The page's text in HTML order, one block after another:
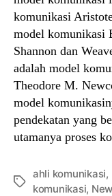
komunikasi
model komunikasi
Shannon dan
adalah model
Theodore M.
model
pendekatan yang
utamanya proses
Tags
ahli komunikasi,
komunikasi,